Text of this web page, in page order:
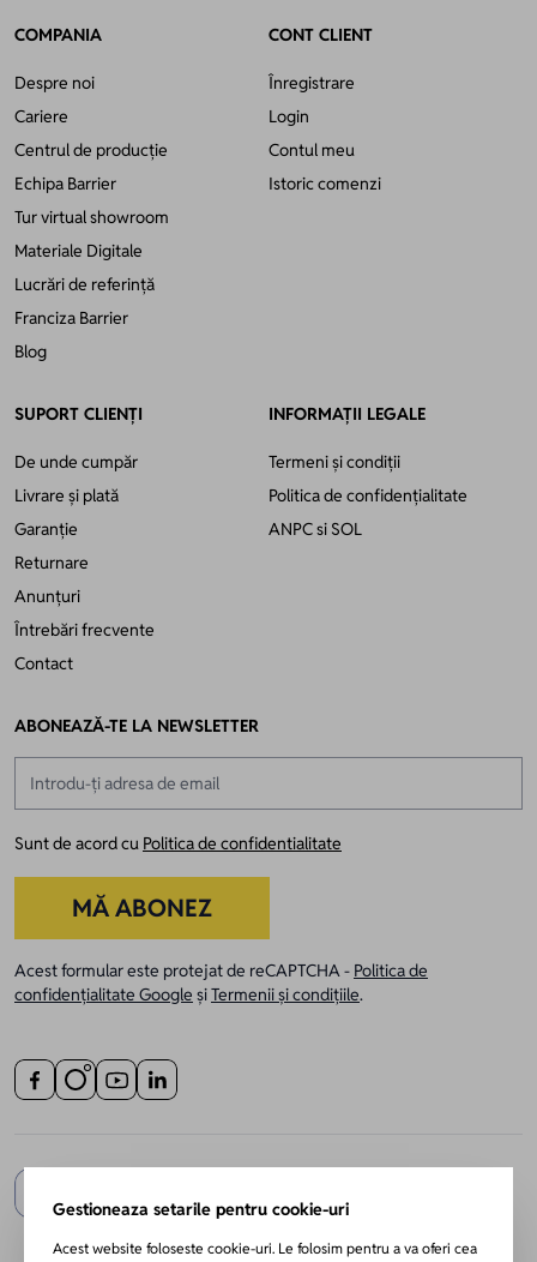
COMPANIA
Despre noi
Cariere
Centrul de producție
Echipa Barrier
Tur virtual showroom
Materiale Digitale
Lucrări de referință
Franciza Barrier
Blog
CONT CLIENT
Înregistrare
Login
Contul meu
Istoric comenzi
SUPORT CLIENȚI
De unde cumpăr
Livrare și plată
Garanție
Returnare
Anunțuri
Întrebări frecvente
Contact
INFORMAȚII LEGALE
Termeni și condiții
Politica de confidențialitate
ANPCsi SOL
ABONEAZĂ-TE LA NEWSLETTER
Sunt de acord cu Politica de confidentialitate
MĂ ABONEZ
Acest formular este protejat de reCAPTCHA - Politica de
confidențialitate Google șiTermenii și condițiile.
Gestioneaza setarile pentru cookie-uri
Acest website foloseste cookie-uri. Le folosim pentru a va oferi cea